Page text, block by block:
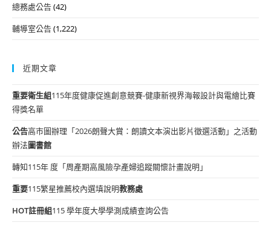
總務處公告(42)
輔導室公告(1,222)
近期文章
重要衛生組115年度健康促進創意競賽-健康新視界海報設計與電繪比賽
得獎名單
公告高市圖辦理「2026朗聲大賞：朗讀文本演出影片徵選活動」之活動
辦法圖書館
轉知115年 度「周產期高風險孕產婦追蹤關懷計畫說明」
重要115繁星推薦校內選填說明教務處
HOT註冊組115 學年度大學學測成績查詢公告